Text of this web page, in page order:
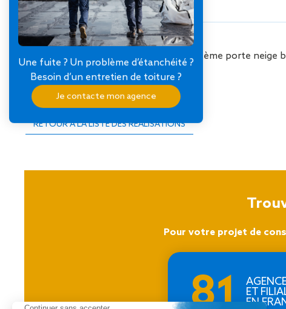
Étanchéité béton : 100 m²
Étanchéité bois : 2000 m² avec système porte neige
Étanchéité des parois enterrées
RETOUR À LA LISTE DES RÉALISATIONS
Pour votre projet de
81
ET
EN
Une fuite ? Un problème d’étanchéité ?
Besoin d’un entretien de toiture ?
Je contacte mon agence